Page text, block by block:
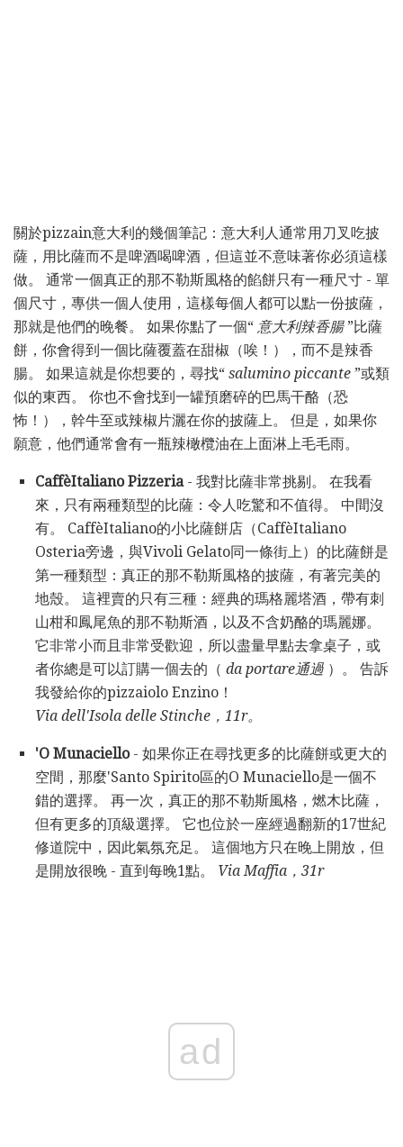
關於pizzain意大利的幾個筆記：意大利人通常用刀叉吃披
薩，用比薩而不是啤酒喝啤酒，但這並不意味著你必須這樣
做。 通常一個真正的那不勒斯風格的餡餅只有一種尺寸 - 單
個尺寸，專供一個人使用，這樣每個人都可以點一份披薩，
那就是他們的晚餐。 如果你點了一個“ 意大利辣香腸”比薩
餅，你會得到一個比薩覆蓋在甜椒（唉！），而不是辣香
腸。 如果這就是你想要的，尋找“ salumino piccante ”或類
似的東西。 你也不會找到一罐預磨碎的巴馬干酪（恐
怖！），幹牛至或辣椒片灑在你的披薩上。 但是，如果你
願意，他們通常會有一瓶辣橄欖油在上面淋上毛毛雨。
CaffèItaliano Pizzeria- 我對比薩非常挑剔。 在我看
來，只有兩種類型的比薩：令人吃驚和不值得。 中間沒
有。 CaffèItaliano的小比薩餅店（CaffèItaliano
Osteria旁邊，與Vivoli Gelato同一條街上）的比薩餅是
第一種類型：真正的那不勒斯風格的披薩，有著完美的
地殼。 這裡賣的只有三種：經典的瑪格麗塔酒，帶有刺
山柑和鳳尾魚的那不勒斯酒，以及不含奶酪的瑪麗娜。
它非常小而且非常受歡迎，所以盡量早點去拿桌子，或
者你總是可以訂購一個去的（ da portare通過 ）。 告訴
我發給你的pizzaiolo Enzino！
Via dell'Isola delle Stinche，11r。
'O Munaciello- 如果你正在尋找更多的比薩餅或更大的
空間，那麼'Santo Spirito區的O Munaciello是一個不
錯的選擇。 再一次，真正的那不勒斯風格，燃木比薩，
但有更多的頂級選擇。 它也位於一座經過翻新的17世紀
修道院中，因此氣氛充足。 這個地方只在晚上開放，但
是開放很晚 - 直到每晚1點。 Via Maffia，31r
ad